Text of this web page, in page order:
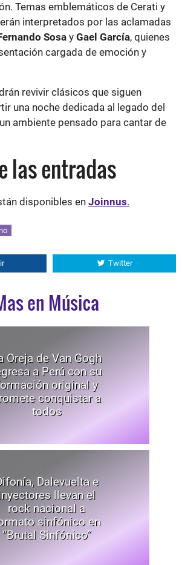
Temas emblemáticos de Cerati y
interpretados por las aclamadas
Sosa y Gael García, quienes
cargada de emoción y
revivir clásicos que siguen
una noche dedicada al legado del
ambiente pensado para cantar de
las entradas
disponibles en Joinnus.
Twitter
en Música
Oreja de Van Gogh
a Perú con su
original y
conquistar a
todos
Dalevuelta e
llevan el
rock nacional a
sinfónico en
“Brutal Sinfónico”